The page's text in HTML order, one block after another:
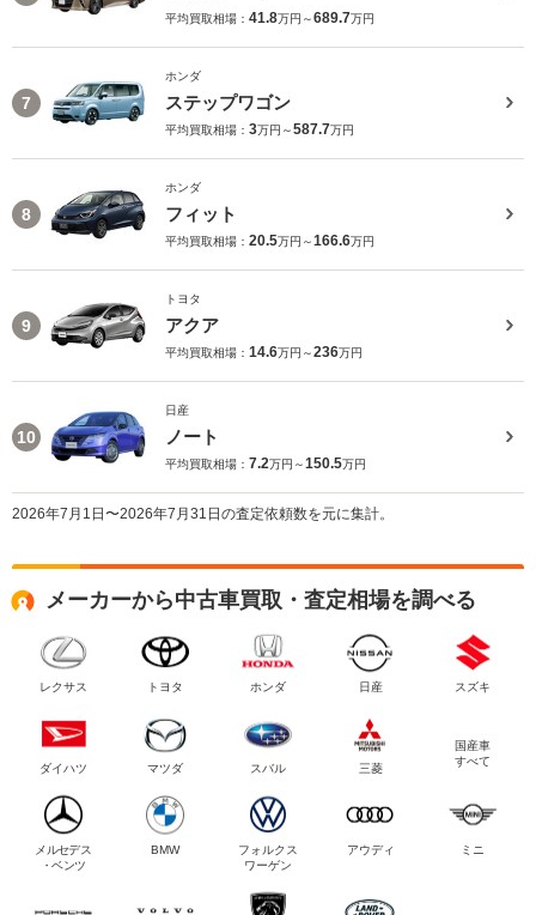
平均買取相場： 41.8万円～689.7万円
7
ホンダ
ステップワゴン
平均買取相場： 3万円～587.7万円
8
ホンダ
フィット
平均買取相場： 20.5万円～166.6万円
9
トヨタ
アクア
平均買取相場： 14.6万円～236万円
10
日産
ノート
平均買取相場： 7.2万円～150.5万円
2026年7月1日〜2026年7月31日の査定依頼数を元に集計。
メーカーから中古車買取・査定相場を調べる
レクサス トヨタ ホンダ 日産 スズキ
ダイハツ マツダ スバル 三菱
国産車
すべて
メルセデス
・ベンツ
BMW
フォルクス
ワーゲン
アウディ ミニ